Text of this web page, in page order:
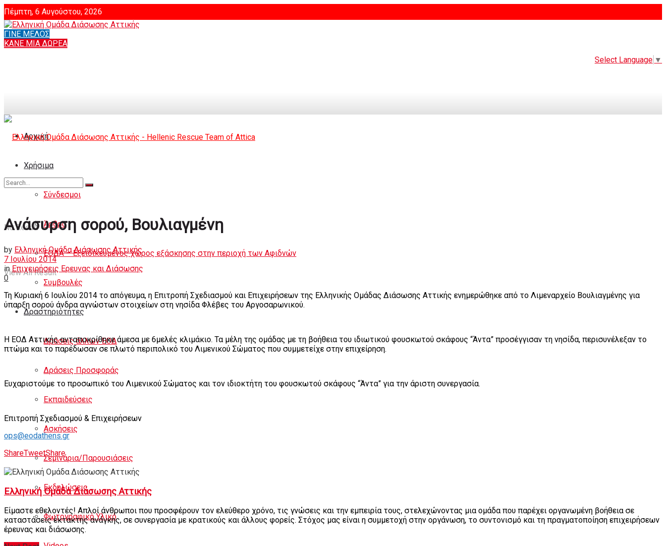
Πέμπτη, 6 Αυγούστου, 2026
Login
Select Language ▼
ΓΙΝΕ ΜΕΛΟΣ
ΚΑΝΕ ΜΙΑ ΔΩΡΕΑ
Αρχική
Χρήσιμα
Σύνδεσμοι
Άρθρα
ΕΟΔΑ – Εξειδικευμένος χώρος εξάσκησης στην περιοχή των Αφιδνών
Συμβουλές
Δραστηριότητες
Δράσεις άλλων ΕΟΔ
Δράσεις Προσφοράς
Εκπαιδεύσεις
Ασκήσεις
Σεμινάρια/Παρουσιάσεις
Εκδηλώσεις
Φωτογραφικό Υλικό
No Result
View All Result
Ανάσυρση σορού, Βουλιαγμένη
by Ελληνική Ομάδα Διάσωσης Αττικής
7 Ιουλίου 2014
in Επιχειρήσεις Ερευνας και Διάσωσης
0
Τη Κυριακή 6 Ιουλίου 2014 το απόγευμα, η Επιτροπή Σχεδιασμού και Επιχειρήσεων της Ελληνικής Ομάδας Διάσωσης Αττικής ενημερώθηκε από το Λιμεναρχείο Βουλιαγμένης για
ύπαρξη σορού άνδρα αγνώστων στοιχείων στη νησίδα Φλέβες του Αργοσαρωνικού.
Η ΕΟΔ Αττικής ανταποκρίθηκε άμεσα με 6μελές κλιμάκιο. Τα μέλη της ομάδας με τη βοήθεια του ιδιωτικού φουσκωτού σκάφους “Άντα” προσέγγισαν τη νησίδα, περισυνέλεξαν το
πτώμα και το παρέδωσαν σε πλωτό περιπολικό του Λιμενικού Σώματος που συμμετείχε στην επιχείρηση.
Ευχαριστούμε το προσωπικό του Λιμενικού Σώματος και τον ιδιοκτήτη του φουσκωτού σκάφους “Άντα” για την άριστη συνεργασία.
Επιτροπή Σχεδιασμού & Επιχειρήσεων
ops@eodathens.gr
ShareTweetShare
Ελληνική Ομάδα Διάσωσης Αττικής
Είμαστε εθελοντές! Απλοί άνθρωποι που προσφέρουν τον ελεύθερο χρόνο, τις γνώσεις και την εμπειρία τους, στελεχώνοντας μια ομάδα που παρέχει οργανωμένη βοήθεια σε
καταστάσεις έκτακτης ανάγκης, σε συνεργασία με κρατικούς και άλλους φορείς. Στόχος μας είναι η συμμετοχή στην οργάνωση, το συντονισμό και τη πραγματοποίηση επιχειρήσεων
έρευνας και διάσωσης.